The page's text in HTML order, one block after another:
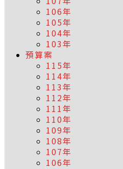
106年
105年
104年
103年
預算案
115年
114年
113年
112年
111年
110年
109年
108年
107年
106年